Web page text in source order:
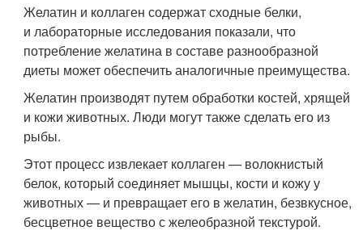
Желатин и коллаген содержат сходные белки,
и лабораторные исследования показали, что
потребление желатина в составе разнообразной
диеты может обеспечить аналогичные преимущества.
Желатин производят путем обработки костей, хрящей
и кожи животных. Люди могут также сделать его из
рыбы.
Этот процесс извлекает коллаген — волокнистый
белок, который соединяет мышцы, кости и кожу у
животных — и превращает его в желатин, безвкусное,
бесцветное вещество с желеобразной текстурой.